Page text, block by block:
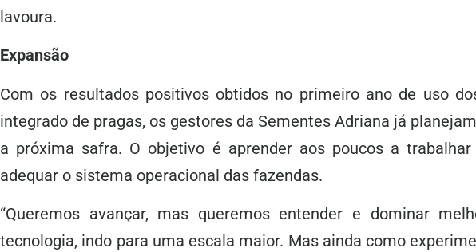
lavoura.
Expansão
Com os resultados positivos obtidos no primeiro ano de uso
integrado de pragas, os gestores da Sementes Adriana já
a próxima safra. O objetivo é aprender aos poucos a
adequar o sistema operacional das fazendas.
“Queremos avançar, mas queremos entender e dominar
tecnologia, indo para uma escala maior. Mas ainda como